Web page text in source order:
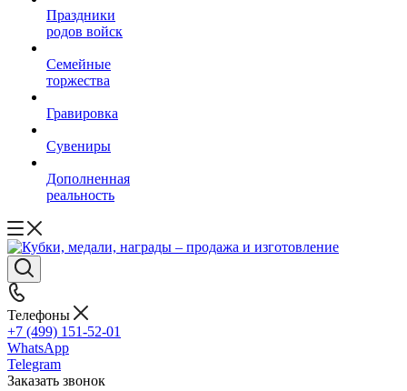
Праздники
родов войск
Семейные
торжества
Гравировка
Сувениры
Дополненная
реальность
Телефоны
+7 (499) 151-52-01
WhatsApp
Telegram
Заказать звонок